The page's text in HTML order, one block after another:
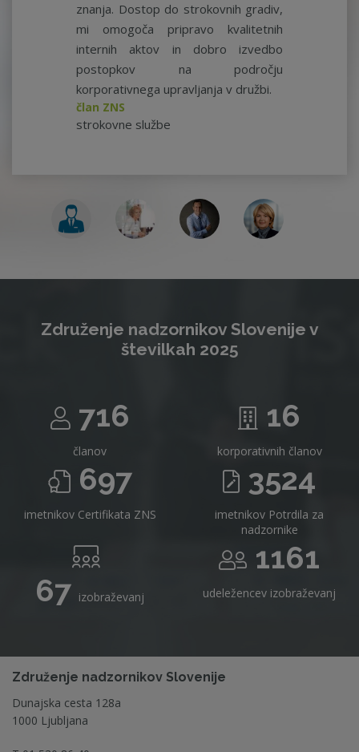
znanja. Dostop do strokovnih gradiv,
mi omogoča pripravo kvalitetnih
internih aktov in dobro izvedbo
postopkov na področju
korporativnega upravljanja v družbi.
član ZNS
strokovne službe
Združenje nadzornikov Slovenije v
številkah 2025
716
članov
16
korporativnih članov
697
imetnikov Certifikata ZNS
3524
imetnikov Potrdila za
nadzornike
67 izobraževanj
1161
udeležencev izobraževanj
Združenje nadzornikov Slovenije
Dunajska cesta 128a
1000 Ljubljana